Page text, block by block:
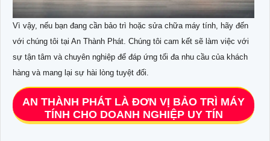
Vì vậy, nếu bạn đang cần bảo trì hoặc sửa chữa máy tính, hãy đến
với chúng tôi tại An Thành Phát. Chúng tôi cam kết sẽ làm việc với
sự tận tâm và chuyên nghiệp để đáp ứng tối đa nhu cầu của khách
hàng và mang lại sự hài lòng tuyệt đối.
AN THÀNH PHÁT LÀ ĐƠN VỊ BẢO TRÌ MÁY
TÍNH CHO DOANH NGHIỆP UY TÍN